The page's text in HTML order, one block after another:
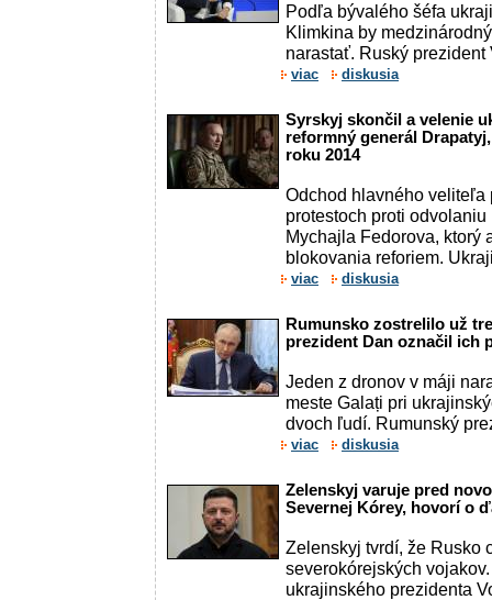
Podľa bývalého šéfa
Klimkina by
narastať. Ruský prezident
viac diskusia
Syrskyj skončil a velenie
reformný generál
roku 2014
Odchod hlavného
protestoch proti
Mychajla Fedorova, ktorý
blokovania reforiem.
viac diskusia
Rumunsko zostrelilo už
prezident Dan označil ich
Jeden z dronov v máji
meste Galați pri
dvoch ľudí. Rumunský
viac diskusia
Zelenskyj varuje pred
Severnej Kórey, hovorí o
Zelenskyj tvrdí, že Rusko
severokórejských
ukrajinského prezidenta